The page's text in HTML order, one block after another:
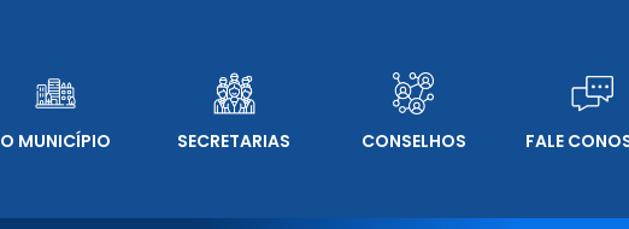
O MUNICÍPIO SECRETARIAS CONSELHOS FALE